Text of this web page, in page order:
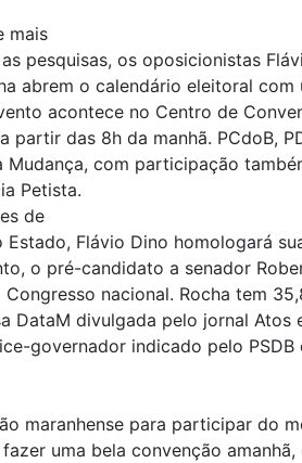
mais
pesquisas, os oposicionistas
abrem o calendário eleitoral com
acontece no Centro de
partir das 8h da manhã. PCdoB,
com participação
Petista.
de
Flávio Dino homologará
o pré-candidato a senador
nacional. Rocha tem
DataM divulgada pelo jornal Atos
governador indicado pelo
maranhense para participar do
uma bela convenção